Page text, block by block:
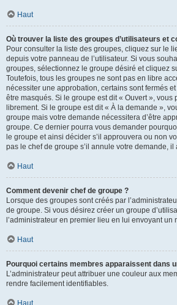
Haut
Où trouver la liste des groupes d’utilisateurs et
Pour consulter la liste des groupes, cliquez sur le
depuis votre panneau de l’utilisateur. Si vous
groupes, sélectionnez le groupe désiré et cliquez
Toutefois, tous les groupes ne sont pas en libre
nécessiter une approbation, certains sont fermés et
être masqués. Si le groupe est dit « Ouvert », vous
librement. Si le groupe est dit « À la demande »,
groupe mais votre demande nécessitera d’être
groupe. Ce dernier pourra vous demander
le groupe et ainsi décider s’il approuvera ou non
pas le chef de groupe s’il annule votre demande,
Haut
Comment devenir chef de groupe ?
Lorsque des groupes sont créés par
de groupe. Si vous désirez créer un groupe
l’administrateur en premier lieu en lui envoyant un
Haut
Pourquoi certains membres apparaissent dans
L’administrateur peut attribuer une couleur aux
rendre facilement identifiables.
Haut